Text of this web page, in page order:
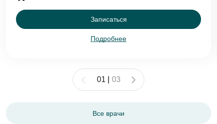
01 03
Записаться
Подробнее
Все врачи